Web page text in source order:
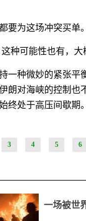
要为这场冲突买单。
种可能性也有，大
一种微妙的紧张平
朗对海峡的控制
终处于高压间歇期。
3 4 5 6
一场被世